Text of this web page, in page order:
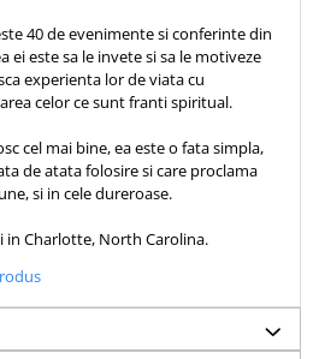
40 de evenimente si conferinte din
ei este sa le invete si sa le motiveze
experienta lor de viata cu
celor ce sunt franti spiritual.
cel mai bine, ea este o fata simpla,
de atata folosire si care proclama
si in cele dureroase.
in Charlotte, North Carolina.